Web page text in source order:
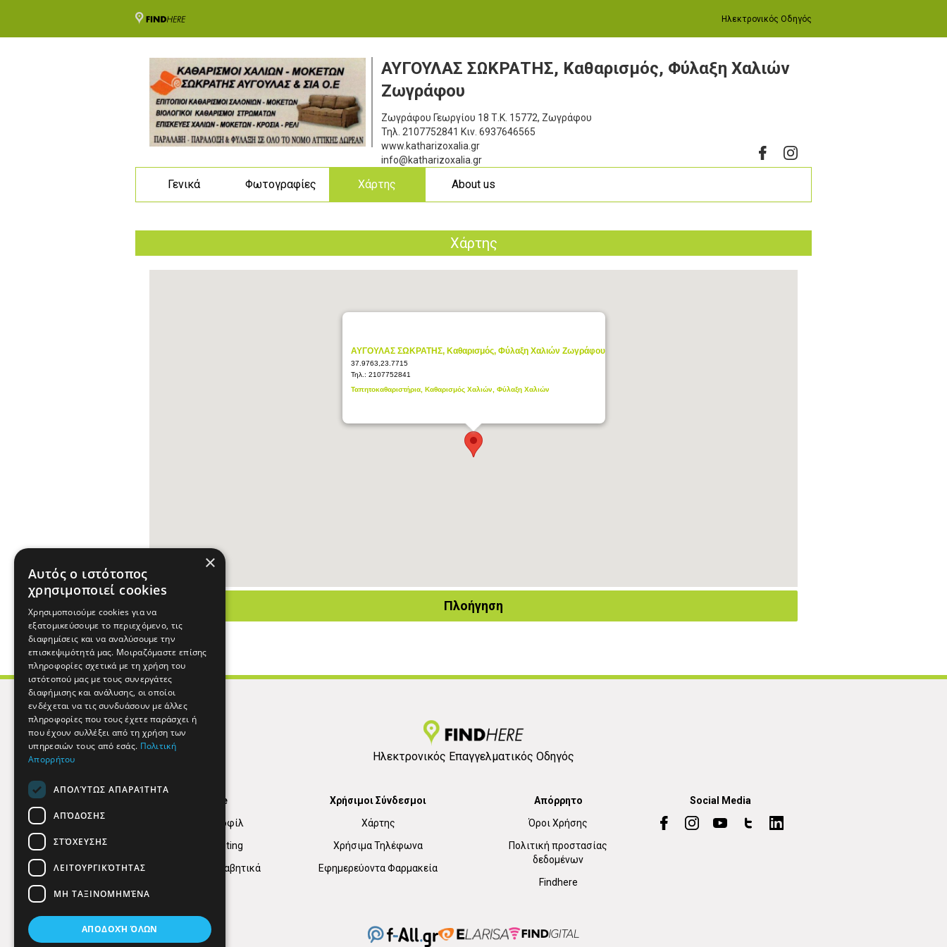
Ηλεκτρονικός Οδηγός
ΑΥΓΟΥΛΑΣ ΣΩΚΡΑΤΗΣ, Καθαρισμός, Φύλαξη Χαλιών
Ζωγράφου
Ζωγράφου Γεωργίου 18 Τ.Κ. 15772, Ζωγράφου
Τηλ. 2107752841 Κιν. 6937646565
www.katharizoxalia.gr
info@katharizoxalia.gr
Γενικά Φωτογραφίες Χάρτης About us
Χάρτης
ΑΥΓΟΥΛΑΣ ΣΩΚΡΑΤΗΣ, Καθαρισμός, Φύλαξη Χαλιών Ζωγράφου
37.9763,23.7715
Τηλ.: 2107752841
Ταπητοκαθαριστήρια, Καθαρισμός Χαλιών, Φύλαξη Χαλιών
Πλοήγηση
Ηλεκτρονικός Επαγγελματικός Οδηγός
Find Here
Εταιρικό Προφίλ
Digital marketing
Κατηγορίες Αλφαβητικά
Χρήσιμοι Σύνδεσμοι
Χάρτης
Χρήσιμα Τηλέφωνα
Εφημερεύοντα Φαρμακεία
Απόρρητο
Όροι Χρήσης
Πολιτική προστασίας
δεδομένων
Findhere
Social Media
×
Αυτός ο ιστότοπος
χρησιμοποιεί cookies
Χρησιμοποιούμε cookies για να
εξατομικεύσουμε το περιεχόμενο, τις
διαφημίσεις και να αναλύσουμε την
επισκεψιμότητά μας. Μοιραζόμαστε επίσης
πληροφορίες σχετικά με τη χρήση του
ιστότοπού μας με τους συνεργάτες
διαφήμισης και ανάλυσης, οι οποίοι
ενδέχεται να τις συνδυάσουν με άλλες
πληροφορίες που τους έχετε παράσχει ή
που έχουν συλλέξει από τη χρήση των
υπηρεσιών τους από εσάς. Πολιτική
Απορρήτου
ΑΠΟΛΎΤΩΣ ΑΠΑΡΑΊΤΗΤΑ
ΑΠΌΔΟΣΗΣ
ΣΤΌΧΕΥΣΗΣ
ΛΕΙΤΟΥΡΓΙΚΌΤΗΤΑΣ
ΜΗ ΤΑΞΙΝΟΜΗΜΈΝΑ
ΑΠΟΔΟΧΉ ΌΛΩΝ